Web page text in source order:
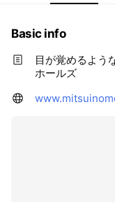
Basic info
目が覚めるよう
ホールズ